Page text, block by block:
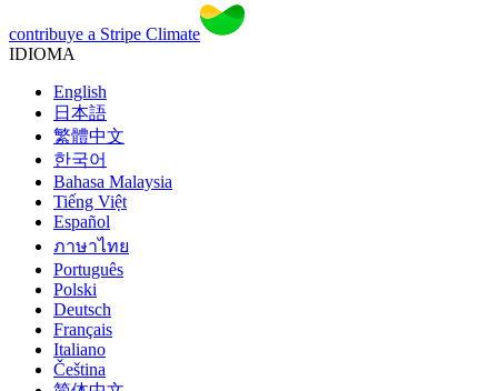
contribuye a Stripe Climate
IDIOMA
English
日本語
繁體中文
한국어
Bahasa Malaysia
Tiếng Việt
Español
ภาษาไทย
Português
Polski
Deutsch
Français
Italiano
Čeština